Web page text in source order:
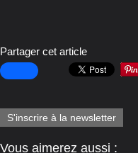
Partager cet article
S'inscrire à la newsletter
Vous aimerez aussi :